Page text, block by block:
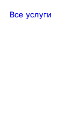
Все услуги